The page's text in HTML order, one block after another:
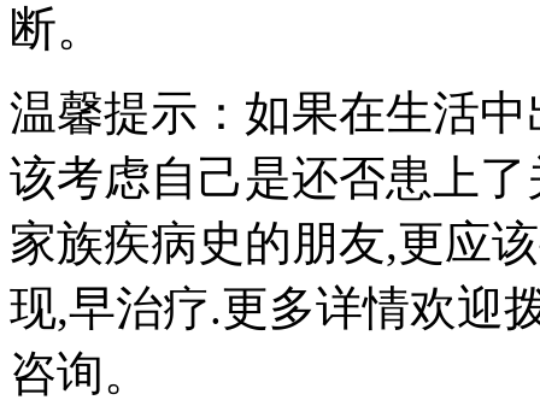
断。
温馨提示：如果在生活
该考虑自己是还否患上
家族疾病史的朋友,更应
现,早治疗.更多详情欢迎
咨询。